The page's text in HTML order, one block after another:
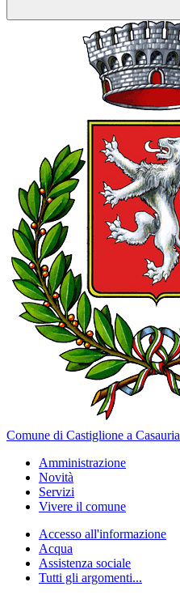
Comune di Castiglione a Casauria
Amministrazione
Novità
Servizi
Vivere il comune
Accesso all'informazione
Acqua
Assistenza sociale
Tutti gli argomenti...